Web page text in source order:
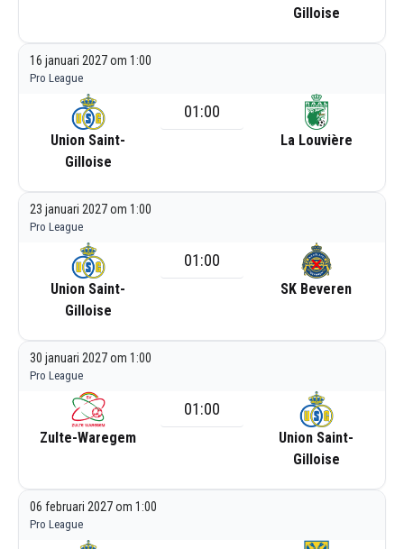
Gilloise
16 januari 2027 om 1:00
Pro League
Union Saint-
Gilloise
01:00
La Louvière
23 januari 2027 om 1:00
Pro League
Union Saint-
Gilloise
01:00
SK Beveren
30 januari 2027 om 1:00
Pro League
Zulte-Waregem
01:00
Union Saint-
Gilloise
06 februari 2027 om 1:00
Pro League